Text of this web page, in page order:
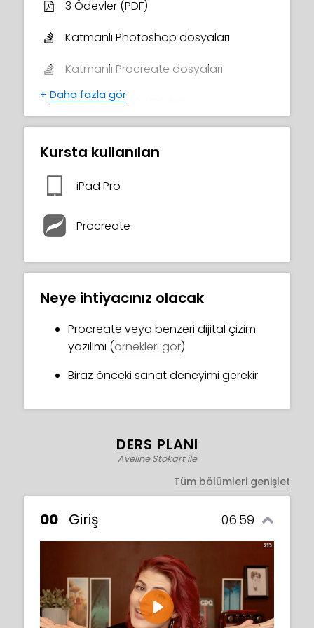
3 Ödevler (PDF)
Katmanlı Photoshop dosyaları
Katmanlı Procreate dosyaları
4 Referans görüntüleri
1 Çizgi sanatı görüntüleri
Tamamlama Sertifikası
+ Daha fazla gör
Kursta kullanılan
iPad Pro
Procreate
Neye ihtiyacınız olacak
Procreate veya benzeri dijital çizim
yazılımı (örnekleri gör)
Biraz önceki sanat deneyimi gerekir
DERS PLANI
Aveline Stokart ile
Tüm bölümleri genişlet
00 Giriş 06:59
Play